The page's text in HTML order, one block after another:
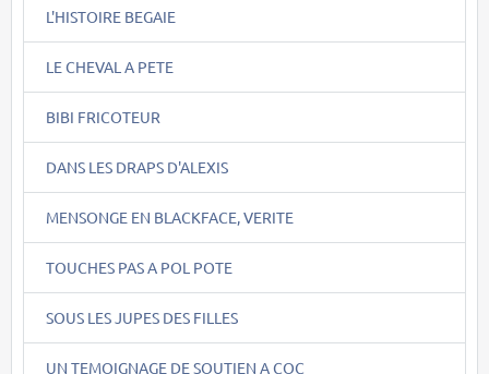
L'HISTOIRE BEGAIE
LE CHEVAL A PETE
BIBI FRICOTEUR
DANS LES DRAPS D'ALEXIS
MENSONGE EN BLACKFACE, VERITE
TOUCHES PAS A POL POTE
SOUS LES JUPES DES FILLES
UN TEMOIGNAGE DE SOUTIEN A COC